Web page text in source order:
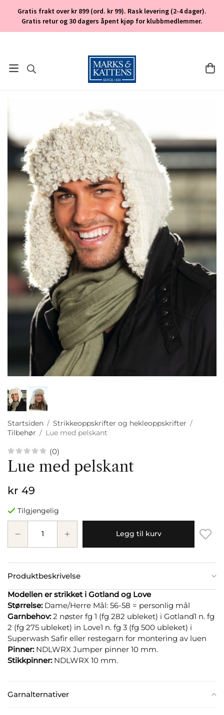
Gratis frakt over kr 899 (ord. kr 99). Rask levering (2-4 dager).
Gratis retur og 30 dagers åpent kjøp for klubbmedlemmer.
Startsiden / Strikkeoppskrifter og hekleoppskrifter /
Tilbehør / Lue med pelskant
(0)
Lue med pelskant
kr 49
Tilgjengelig
Legg til kurv
Produktbeskrivelse
Garnalternativer
Modellen er strikket i Gotland og Love
Størrelse:Dame/Herre Mål: 56-58 = personlig mål
Garnbehov:2 nøster fg 1 (fg 282 ubleket) i Gotland1 n. fg
2 (fg 275 ubleket) in Love1 n. fg 3 (fg 500 ubleket) i
Superwash Safir eller restegarn for montering av luen
Pinner:NDLWRX Jumper pinner 10 mm.
Stikkpinner:NDLWRX 10 mm.